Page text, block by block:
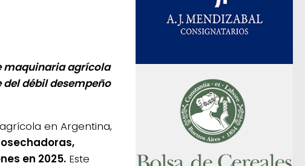
maquinaria agrícola
débil desempeño
en Argentina,
en 2025. Este